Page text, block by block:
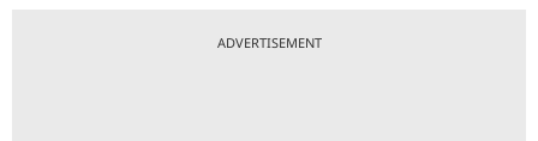
ADVERTISEMENT